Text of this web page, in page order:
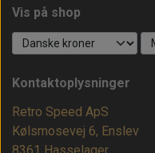
Vis på shop
Kontaktoplysninger
Retro Speed ApS
Kølsmosevej 6, Enslev